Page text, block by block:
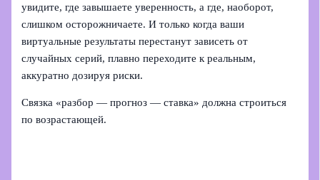
увидите, где завышаете уверенность, а где, наоборот,
слишком осторожничаете. И только когда ваши
виртуальные результаты перестанут зависеть от
случайных серий, плавно переходите к реальным,
аккуратно дозируя риски.
Связка «разбор — прогноз — ставка» должна строиться
по возрастающей.